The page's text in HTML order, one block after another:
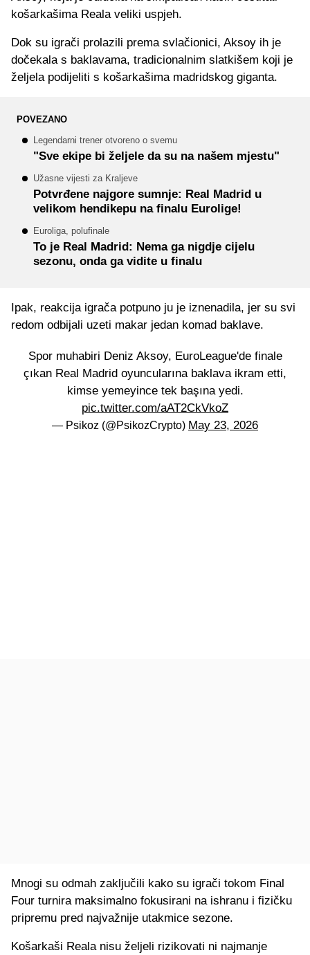
košarkašima Reala veliki uspjeh.
Dok su igrači prolazili prema svlačionici, Aksoy ih je
dočekala s baklavama, tradicionalnim slatkišem koji je
željela podijeliti s košarkašima madridskog giganta.
POVEZANO
Legendarni trener otvoreno o svemu
"Sve ekipe bi željele da su na našem mjestu"
Užasne vijesti za Kraljeve
Potvrđene najgore sumnje: Real Madrid u
velikom hendikepu na finalu Eurolige!
Euroliga, polufinale
To je Real Madrid: Nema ga nigdje cijelu
sezonu, onda ga vidite u finalu
Ipak, reakcija igrača potpuno ju je iznenadila, jer su svi
redom odbijali uzeti makar jedan komad baklave.
Spor muhabiri Deniz Aksoy, EuroLeague'de finale
çıkan Real Madrid oyuncularına baklava ikram etti,
kimse yemeyince tek başına yedi.
pic.twitter.com/aAT2CkVkoZ
— Psikoz (@PsikozCrypto) May 23, 2026
Mnogi su odmah zaključili kako su igrači tokom Final
Four turnira maksimalno fokusirani na ishranu i fizičku
pripremu pred najvažnije utakmice sezone.
Košarkaši Reala nisu željeli rizikovati ni najmanje